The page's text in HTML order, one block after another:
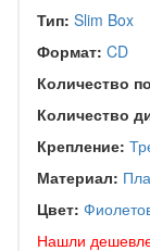
Тип: Slim Box
Формат: CD
Количество
Количество
Крепление:
Материал:
Цвет:
Нашли